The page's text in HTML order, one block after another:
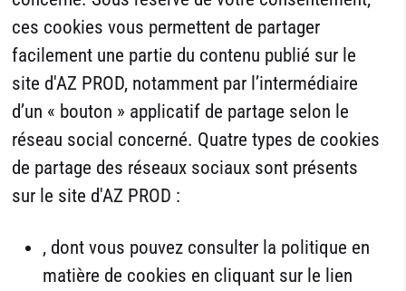
ces cookies vous permettent de partager
facilement une partie du contenu publié sur le
site d'AZ PROD, notamment par l’intermédiaire
d’un « bouton » applicatif de partage selon le
réseau social concerné. Quatre types de cookies
de partage des réseaux sociaux sont présents
sur le site d'AZ PROD :
, dont vous pouvez consulter la politique en
matière de cookies en cliquant sur le lien